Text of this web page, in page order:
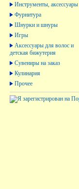
Инструменты, аксессуары
Фурнитура
Шнурки и шнуры
Игры
Аксессуары для волос и
детская бижутерия
Сувениры на заказ
Кулинария
Прочее